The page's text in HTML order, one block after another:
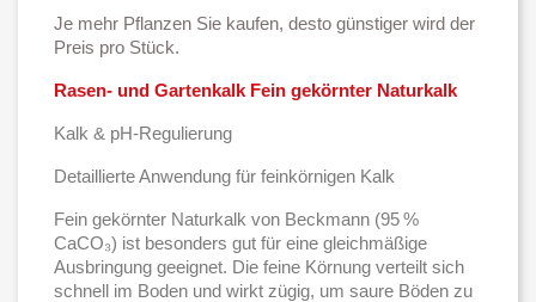
Je mehr Pflanzen Sie kaufen, desto günstiger wird der
Preis pro Stück.
Rasen- und Gartenkalk Fein gekörnter Naturkalk
Kalk & pH-Regulierung
Detaillierte Anwendung für feinkörnigen Kalk
Fein gekörnter Naturkalk von Beckmann (95 %
CaCO₃) ist besonders gut für eine gleichmäßige
Ausbringung geeignet. Die feine Körnung verteilt sich
schnell im Boden und wirkt zügig, um saure Böden zu